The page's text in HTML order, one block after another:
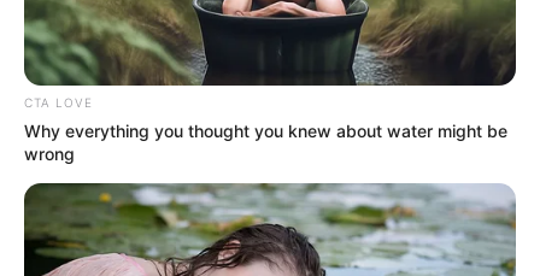
CTA LOVE
Why everything you thought you knew about water might be
wrong